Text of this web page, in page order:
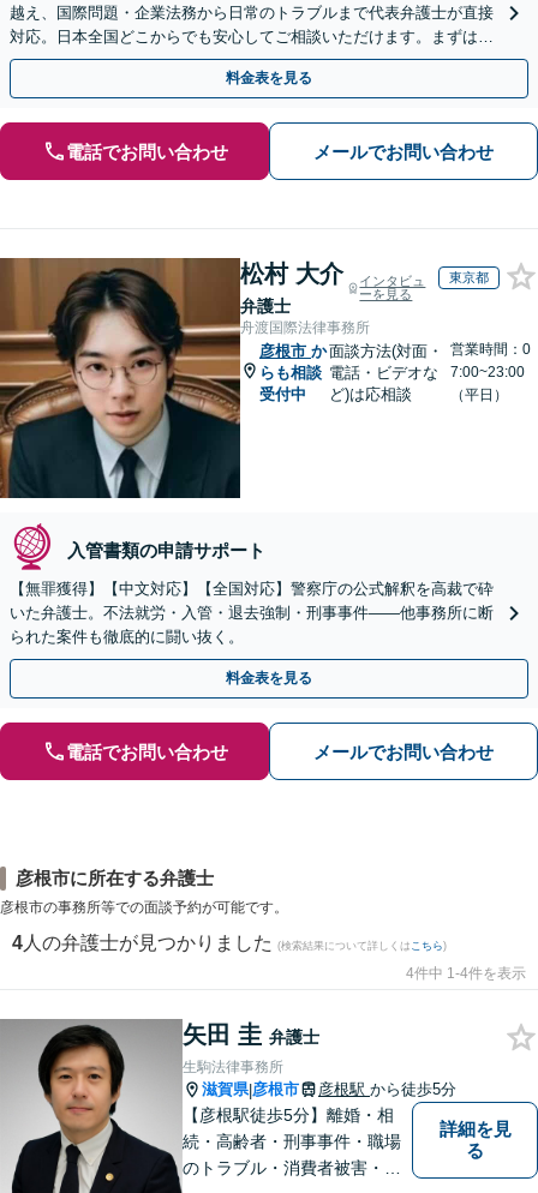
越え、国際問題・企業法務から日常のトラブルまで代表弁護士が直接
対応。日本全国どこからでも安心してご相談いただけます。まずは一
歩を踏み出してみませんか。【初回相談無料】
料金表を見る
電話でお問い合わせ メールでお問い合わせ
松村 大介
弁護士
インタビュ
ーを見る
東京都
舟渡国際法律事務所
彦根市 か
らも相談
受付中
面談方法(対面・
電話・ビデオな
ど)は応相談
営業時間：0
7:00~23:00
（平日）
入管書類の申請サポート
【無罪獲得】【中文対応】【全国対応】警察庁の公式解釈を高裁で砕
いた弁護士。不法就労・入管・退去強制・刑事事件——他事務所に断
られた案件も徹底的に闘い抜く。
料金表を見る
電話でお問い合わせ メールでお問い合わせ
彦根市に所在する弁護士
彦根市の事務所等での面談予約が可能です。
4 人の弁護士が見つかりました (検索結果について詳しくは こちら)
4件中 1-4件を表示
矢田 圭 弁護士
生駒法律事務所
滋賀県|彦根市 彦根駅 から徒歩5分
【彦根駅徒歩5分】離婚・相
続・高齢者・刑事事件・職場
のトラブル・消費者被害・法
詳細を見
る